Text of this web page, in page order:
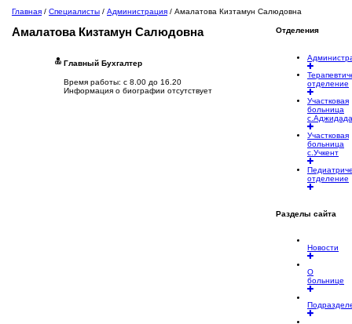
Главная / Специалисты / Администрация / Амалатова Кизтамун Салюдовна
АмалатоваКизтамун Салюдовна
Главный Бухгалтер
Время работы: с 8.00 до 16.20
Информация о биографии отсутствует
Отделения
отделение
Участковая
больница
с.Аджидада
Участковая
больница
с.Учкент
отделение
Разделы сайта
Новости
О
больнице